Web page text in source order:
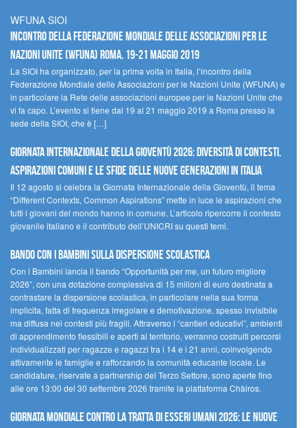
WFUNA SIOI
Incontro della Federazione Mondiale delle Associazioni per le
Nazioni Unite (WFUNA) Roma, 19-21 maggio 2019
La SIOI ha organizzato, per la prima volta in Italia, l’incontro della
Federazione Mondiale delle Associazioni per le Nazioni Unite (WFUNA) e
in particolare la Rete delle associazioni europee per le Nazioni Unite che
vi fa capo. L’evento si tiene dal 19 al 21 maggio 2019 a Roma presso la
sede della SIOI, che è […]
GIORNATA INTERNAZIONALE DELLA GIOVENTÙ 2026: DIVERSITÀ DI CONTESTI,
ASPIRAZIONI COMUNI E LE SFIDE DELLE NUOVE GENERAZIONI IN ITALIA
Il 12 agosto si celebra la Giornata Internazionale della Gioventù, il tema
“Different Contexts, Common Aspirations” mette in luce le aspirazioni che
tutti i giovani del mondo hanno in comune. L’articolo ripercorre il contesto
giovanile italiano e il contributo dell’UNICRI su questi temi.
Bando Con i Bambini sulla dispersione scolastica
Con i Bambini lancia il bando “Opportunità per me, un futuro migliore
2026”, con una dotazione complessiva di 15 milioni di euro destinata a
contrastare la dispersione scolastica, in particolare nella sua forma
implicita, fatta di frequenza irregolare e demotivazione, spesso invisibile
ma diffusa nei contesti più fragili. Attraverso i “cantieri educativi”, ambienti
di apprendimento flessibili e aperti al territorio, verranno costruiti percorsi
individualizzati per ragazze e ragazzi tra i 14 e i 21 anni, coinvolgendo
attivamente le famiglie e rafforzando la comunità educante locale. Le
candidature, riservate a partnership del Terzo Settore, sono aperte fino
alle ore 13:00 del 30 settembre 2026 tramite la piattaforma Chàiros.
GIORNATA MONDIALE CONTRO LA TRATTA DI ESSERI UMANI 2026: LE NUOVE